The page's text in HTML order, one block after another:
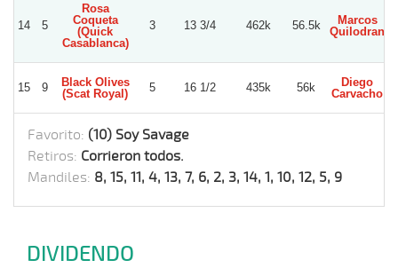
14 5
Rosa
Coqueta
(Quick
Casablanca)
3 13 3/4 462k 56.5k
Marcos
Quilodran
15 9
Black Olives
(Scat Royal)
5 16 1/2 435k 56k
Diego
Carvacho
Favorito: (10) Soy Savage
Retiros: Corrieron todos.
Mandiles: 8, 15, 11, 4, 13, 7, 6, 2, 3, 14, 1, 10, 12, 5, 9
DIVIDENDO